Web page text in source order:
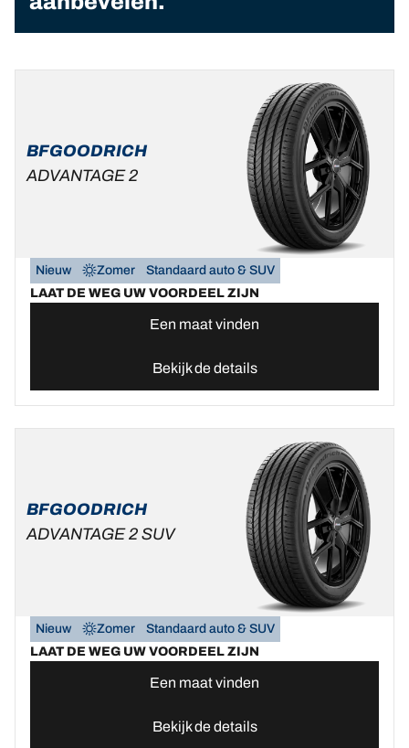
BFGOODRICH
ADVANTAGE 2
Nieuw Zomer
Standaard auto & SUV
LAAT DE WEG UW VOORDEEL ZIJN
Een maat vinden
Bekijk de details
BFGOODRICH
ADVANTAGE 2 SUV
Nieuw Zomer
Standaard auto & SUV
LAAT DE WEG UW VOORDEEL ZIJN
Een maat vinden
Bekijk de details